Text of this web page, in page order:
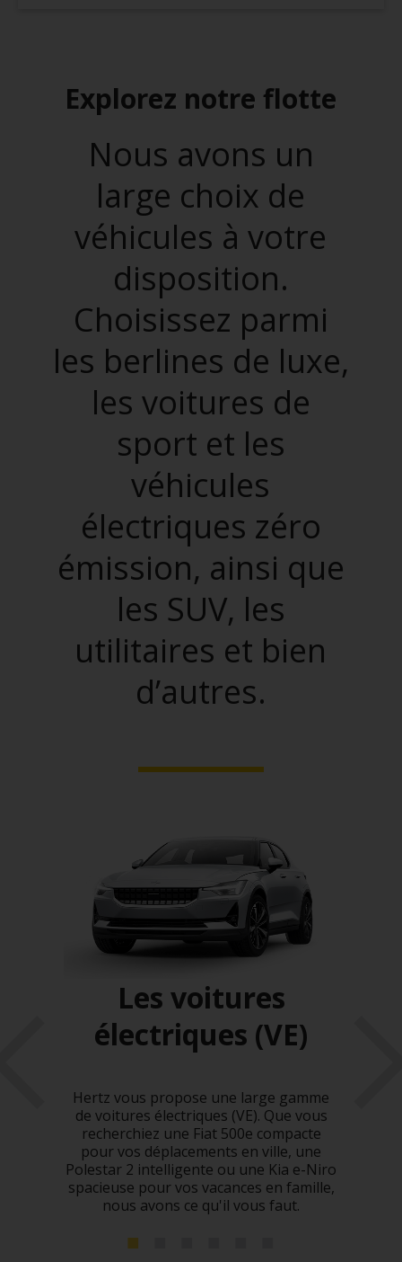
Explorez notre flotte
Nous avons un
large choix de
véhicules à votre
disposition.
Choisissez parmi
les berlines de luxe,
les voitures de
sport et les
véhicules
électriques zéro
émission, ainsi que
les SUV, les
utilitaires et bien
d’autres.
Les voitures
électriques (VE)
Hertz vous propose une large gamme
de voitures électriques (VE). Que vous
recherchiez une Fiat 500e compacte
pour vos déplacements en ville, une
Polestar 2 intelligente ou une Kia e-Niro
spacieuse pour vos vacances en famille,
nous avons ce qu'il vous faut.